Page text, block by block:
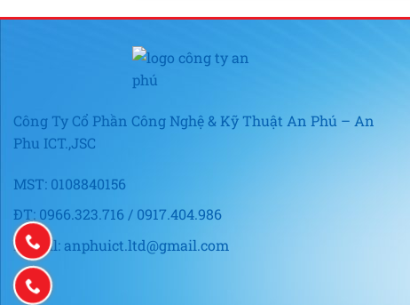
Công Ty Cổ Phần Công Nghệ & Kỹ Thuật An Phú – An
Phu ICT.,JSC
MST: 0108840156
ĐT: 0966.323.716 / 0917.404.986
E-mail: anphuict.ltd@gmail.com